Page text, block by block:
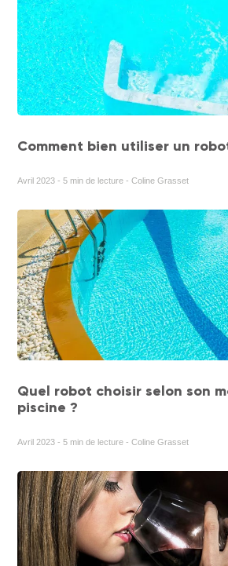
Comment bien utiliser un
Avril 2023 - 5 min de lecture - Coline Grasset
Quel robot choisir selon son
piscine ?
Avril 2023 - 5 min de lecture - Coline Grasset